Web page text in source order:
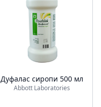
Дуфалаc сиропи 500 мл
Abbott Laboratories